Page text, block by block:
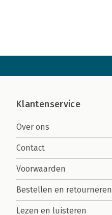
Klantenservice
Over ons
Contact
Voorwaarden
Bestellen en retourneren
Lezen en luisteren